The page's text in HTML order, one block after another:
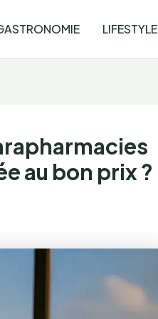
LIFESTYLE
au bon prix ?